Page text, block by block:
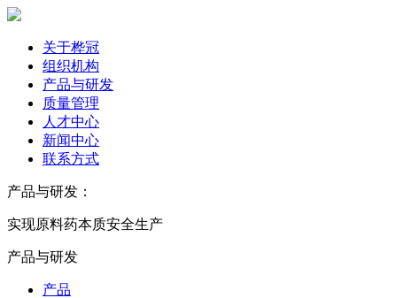
关于桦冠
组织机构
产品与研发
质量管理
人才中心
新闻中心
联系方式
产品与研发：
实现原料药本质安全生产
产品与研发
产品